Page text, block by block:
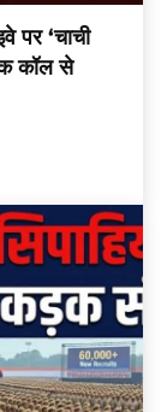
‘चाची
कॉल से